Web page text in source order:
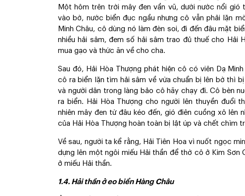
Một hôm trên trời mây đen vần vũ, dưới nước nổi gió
vào bờ, nước biển đục ngầu nhưng cô vẫn phải lặn
Minh Châu, cô dùng nó làm đèn soi, đi đến đâu mặt
nhiều hải sâm, đem số hải sâm trao đủ thuế cho Hải
mua gạo và thức ăn về cho cha.
Sau đó, Hải Hòa Thượng phát hiện cô có viên Dạ
cô ra biển lặn tìm hải sâm về vừa chuẩn bị lên bờ thì
và người dân trong làng bảo cô hãy chạy đi. Cô bèn
ra biển. Hải Hòa Thượng cho người lên thuyền đuổi
nhiên mây đen từ đâu kéo đến, gió điên cuồng xô lên
của Hải Hòa Thượng hoàn toàn bị lật úp và chết chìm
Về sau, người ta kể rằng, Hải Tiên Hoa vì nuốt ngọc
dựng lên một ngôi miếu Hải thần để thờ cô ở Kim Sơn
ở miếu Hải thần.
1.4. Hải thần ở eo biển Hàng Châu